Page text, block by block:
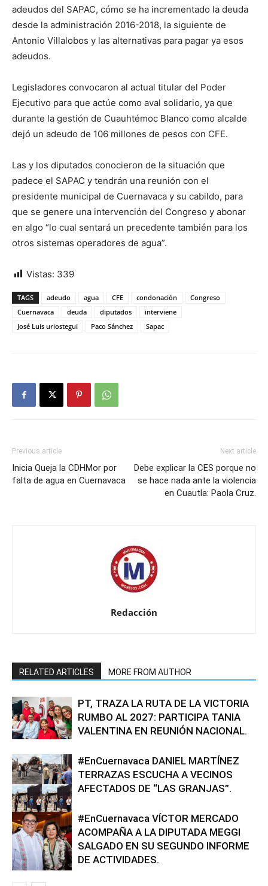
adeudos del SAPAC, cómo se ha incrementado la deuda
desde la administración 2016-2018, la siguiente de
Antonio Villalobos y las alternativas para pagar ya esos
adeudos.
Legisladores convocaron al actual titular del Poder
Ejecutivo para que actúe como aval solidario, ya que
durante la gestión de Cuauhtémoc Blanco como alcalde
dejó un adeudo de 106 millones de pesos con CFE.
Las y los diputados conocieron de la situación que
padece el SAPAC y tendrán una reunión con el
presidente municipal de Cuernavaca y su cabildo, para
que se genere una intervención del Congreso y abonar
en algo “lo cual sentará un precedente también para los
otros sistemas operadores de agua”.
Vistas: 339
TAGS adeudo agua CFE condonación
Congreso
Cuernavaca
deuda diputados
interviene
José Luis uriostegui
Paco Sánchez Sapac
Previous article
Inicia Queja la CDHMor por
falta de agua en Cuernavaca
Next article
Debe explicar la CES porque no
se hace nada ante la violencia
en Cuautla: Paola Cruz.
Redacción
RELATED ARTICLES MORE FROM AUTHOR
PT, TRAZA LA RUTA DE LA VICTORIA
RUMBO AL 2027: PARTICIPA TANIA
VALENTINA EN REUNIÓN NACIONAL.
#EnCuernavaca DANIEL MARTÍNEZ
TERRAZAS ESCUCHA A VECINOS
AFECTADOS DE “LAS GRANJAS”.
#EnCuernavaca VÍCTOR MERCADO
ACOMPAÑA A LA DIPUTADA MEGGI
SALGADO EN SU SEGUNDO INFORME
DE ACTIVIDADES.